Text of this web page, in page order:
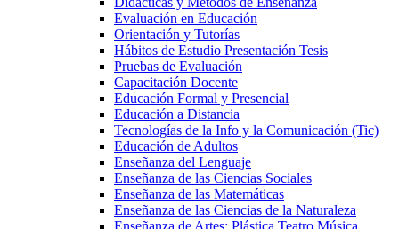
Evaluación en Educación
Orientación y Tutorías
Hábitos de Estudio Presentación Tesis
Pruebas de Evaluación
Capacitación Docente
Educación Formal y Presencial
Educación a Distancia
Tecnologías de la Info y la Comunicación (Tic)
Educación de Adultos
Enseñanza del Lenguaje
Enseñanza de las Ciencias Sociales
Enseñanza de las Matemáticas
Enseñanza de las Ciencias de la Naturaleza
Enseñanza de Artes: Plástica Teatro Música